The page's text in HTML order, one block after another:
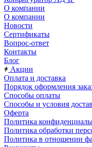
О компании
О компании
Новости
Сертификаты
Вопрос-ответ
Контакты
Блог
Акции
Оплата и доставка
Порядок оформления
Способы оплаты
Способы и условия
Оферта
Политика
Политика обработки
Политика в отношении